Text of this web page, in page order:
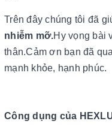
Trên đây chúng tôi đã
nhiễm mỡ.Hy vọng bài
thân.Cảm ơn bạn đã
mạnh khỏe, hạnh phúc.
Công dụng của